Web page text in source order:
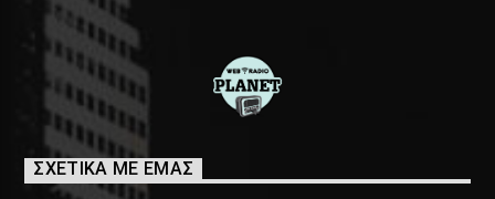
ΣΧΕΤΙΚΑ ΜΕ ΕΜΑΣ